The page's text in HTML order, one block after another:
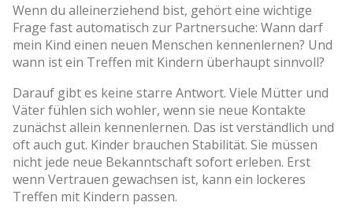
Wenn du alleinerziehend bist, gehört eine wichtige
Frage fast automatisch zur Partnersuche: Wann darf
mein Kind einen neuen Menschen kennenlernen? Und
wann ist ein Treffen mit Kindern überhaupt sinnvoll?
Darauf gibt es keine starre Antwort. Viele Mütter und
Väter fühlen sich wohler, wenn sie neue Kontakte
zunächst allein kennenlernen. Das ist verständlich und
oft auch gut. Kinder brauchen Stabilität. Sie müssen
nicht jede neue Bekanntschaft sofort erleben. Erst
wenn Vertrauen gewachsen ist, kann ein lockeres
Treffen mit Kindern passen.